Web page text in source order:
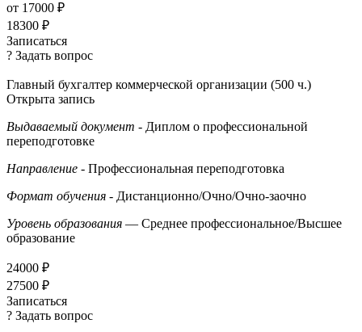
от 17000 ₽
18300 ₽
Записаться
? Задать вопрос
Главный бухгалтер коммерческой организации (500 ч.)
Открыта запись
Выдаваемый документ - Диплом о профессиональной
переподготовке
Направление - Профессиональная переподготовка
Формат обучения - Дистанционно/Очно/Очно-заочно
Уровень образования — Среднее профессиональное/Высшее
образование
24000 ₽
27500 ₽
Записаться
? Задать вопрос